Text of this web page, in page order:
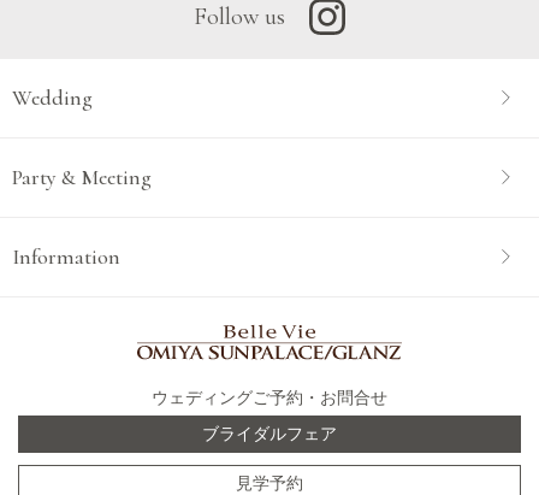
Follow us
Wedding
Party & Meeting
Information
ウェディングご予約・お問合せ
ブライダルフェア
見学予約